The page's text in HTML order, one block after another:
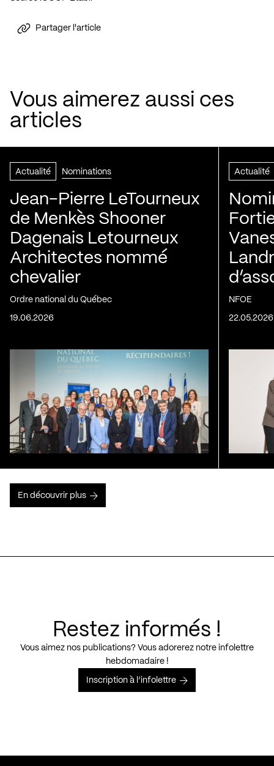
Partager l'article
Vous aimerez aussi ces
articles
Actualité Nominations
Jean-Pierre LeTourneux
de Menkès Shooner
Dagenais Letourneux
Architectes nommé
chevalier
Ordre national du Québec
19.06.2026
Actualité
NFOE
22.05.2026
En découvrir plus
Restez informés !
Vous aimez nos publications? Vous adorerez notre infolettre
hebdomadaire !
Inscription à l’infolettre